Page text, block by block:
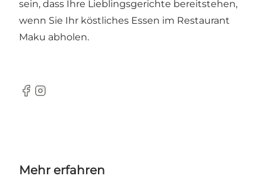
sein, dass Ihre Lieblingsgerichte bereitstehen,
wenn Sie Ihr köstliches Essen im Restaurant
Maku abholen.
Facebook
Instagram
Mehr erfahren